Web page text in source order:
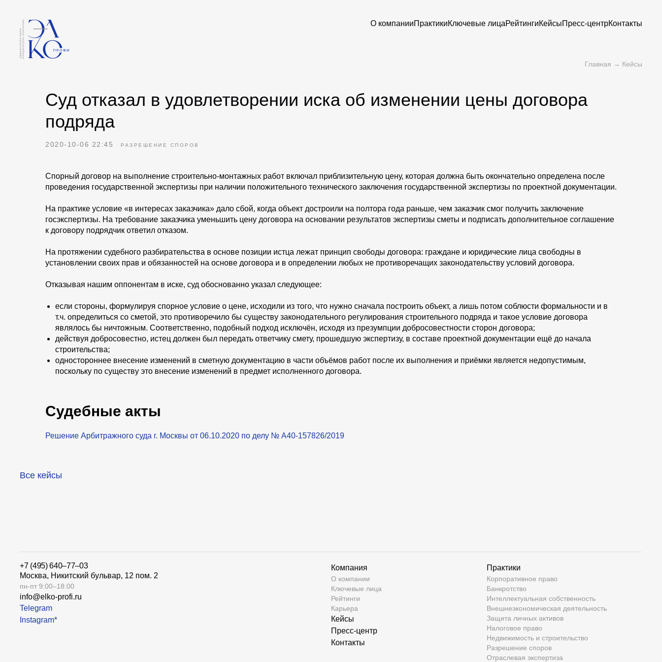
О компанииПрактикиКлючевые лицаРейтингиКейсыПресс-центрКонтакты
Главная → Кейсы
Суд отказал в удовлетворении иска об изменении цены договора
подряда
2020-10-06 22:45 РАЗРЕШЕНИЕ СПОРОВ
Спорный договор на выполнение строительно-монтажных работ включал приблизительную цену, которая должна быть окончательно определена после
проведения государственной экспертизы при наличии положительного технического заключения государственной экспертизы по проектной документации.
На практике условие «в интересах заказчика» дало сбой, когда объект достроили на полтора года раньше, чем заказчик смог получить заключение
госэкспертизы. На требование заказчика уменьшить цену договора на основании результатов экспертизы сметы и подписать дополнительное соглашение
к договору подрядчик ответил отказом.
На протяжении судебного разбирательства в основе позиции истца лежат принцип свободы договора: граждане и юридические лица свободны в
установлении своих прав и обязанностей на основе договора и в определении любых не противоречащих законодательству условий договора.
Отказывая нашим оппонентам в иске, суд обоснованно указал следующее:
если стороны, формулируя спорное условие о цене, исходили из того, что нужно сначала построить объект, а лишь потом соблюсти формальности и в
т.ч. определиться со сметой, это противоречило бы существу законодательного регулирования строительного подряда и такое условие договора
являлось бы ничтожным. Соответственно, подобный подход исключён, исходя из презумпции добросовестности сторон договора;
действуя добросовестно, истец должен был передать ответчику смету, прошедшую экспертизу, в составе проектной документации ещё до начала
строительства;
одностороннее внесение изменений в сметную документацию в части объёмов работ после их выполнения и приёмки является недопустимым,
поскольку по существу это внесение изменений в предмет исполненного договора.
Судебные акты
Решение Арбитражного суда г. Москвы от 06.10.2020 по делу № А40-157826/2019
Все кейсы
+7 (495) 640–77–03
Москва, Никитский бульвар, 12 пом. 2
пн-пт 9:00–18:00
info@elko-profi.ru
Telegram
Instagram*
Компания
О компании
Ключевые лица
Рейтинги
Карьера
Кейсы
Пресс-центр
Контакты
Практики
Корпоративное право
Банкротство
Интеллектуальная собственность
Внешнеэкономическая деятельность
Защита личных активов
Налоговое право
Недвижимость и строительство
Разрешение споров
Отраслевая экспертиза